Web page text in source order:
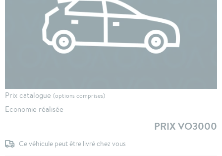
Prix catalogue (options comprises)
Economie réalisée
PRIX VO3000
Ce véhicule peut être livré chez vous